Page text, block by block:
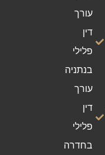
עורך
דין
פלילי
בנתניה
עורך
דין
פלילי
בחדרה